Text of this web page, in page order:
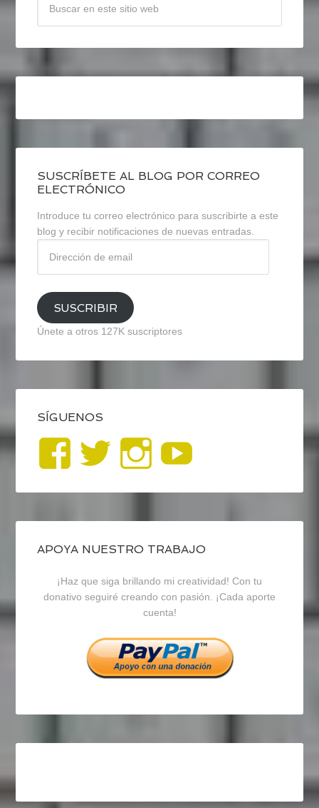
SUSCRÍBETE AL BLOG POR CORREO
ELECTRÓNICO
Introduce tu correo electrónico para suscribirte a este
blog y recibir notificaciones de nuevas entradas.
email
SUSCRIBIR
Únete a otros 127K suscriptores
SÍGUENOS
Ver
perfil
de
blogrecursosep
en
Facebook
Ver
perfil
de
recursosep
en
Twitter
Ver
perfil
de
recursosep
en
Instagram
APOYA NUESTRO TRABAJO
¡Haz que siga brillando mi creatividad! Con tu
donativo seguiré creando con pasión. ¡Cada aporte
cuenta!